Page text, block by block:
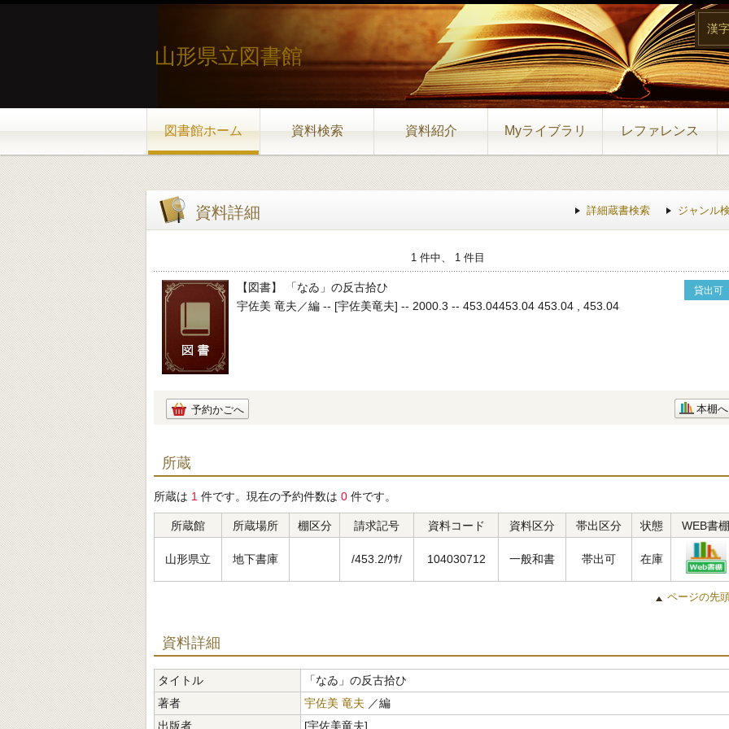
山形県立図書館
図書館ホーム 資料検索 資料紹介 Myライブラリ レファレンス
漢字
資料詳細 詳細蔵書検索 ジャンル
1 件中、 1 件目
【図書】 「なゐ」の反古拾ひ 貸出可
宇佐美 竜夫／編 -- [宇佐美竜夫] -- 2000.3 -- 453.04453.04 453.04 , 453.04
予約かごへ 本棚へ
所蔵
所蔵は 1 件です。現在の予約件数は 0 件です。
所蔵館 所蔵場所 棚区分 請求記号 資料コード 資料区分 帯出区分 状態 WEB書棚
山形県立 地下書庫 /453.2/ｳｻ/ 104030712 一般和書 帯出可 在庫
ページの先
資料詳細
タイトル
「なゐ」の反古拾ひ
著者
宇佐美 竜夫 ／編
出版者
[宇佐美竜夫]